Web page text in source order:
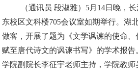
（通讯员 段淑雅）5月14日晚，
东校区文科楼705会议室如期举行。湖
做客，开展了题为《文学讽谏的使命
赋至唐代诗文的讽谏书写》的学术报
学院副院长李征宇老师主持，学院教师